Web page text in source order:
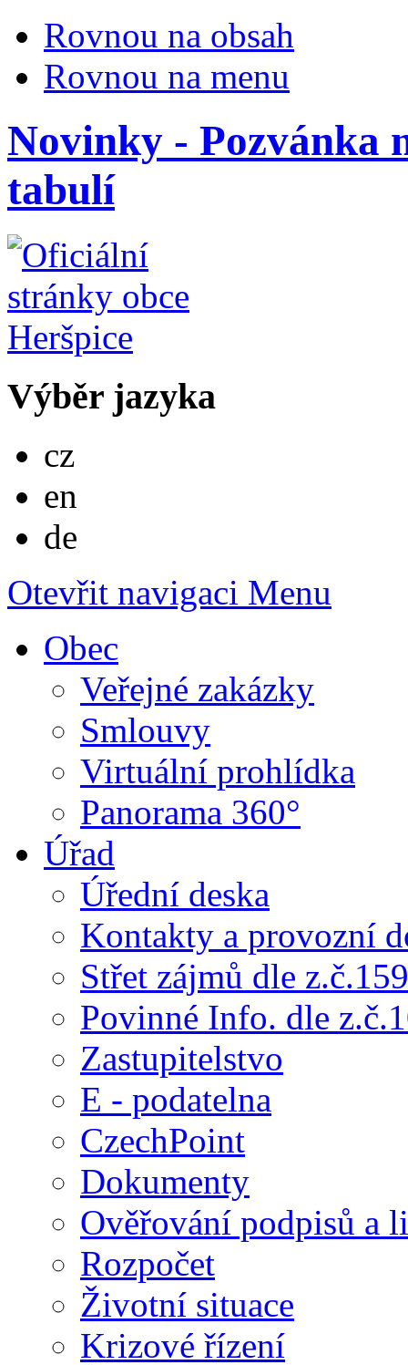
Rovnou na obsah
Rovnou na menu
Novinky - Pozvánka
tabulí
Výběr jazyka
cz
en
de
Otevřit navigaci Menu
Obec
Veřejné zakázky
Smlouvy
Virtuální prohlídka
Panorama 360°
Úřad
Úřední deska
Kontakty a provozní
Střet zájmů dle
Povinné Info. dle
Zastupitelstvo
E - podatelna
CzechPoint
Dokumenty
Ověřování podpisů a
Rozpočet
Životní situace
Krizové řízení